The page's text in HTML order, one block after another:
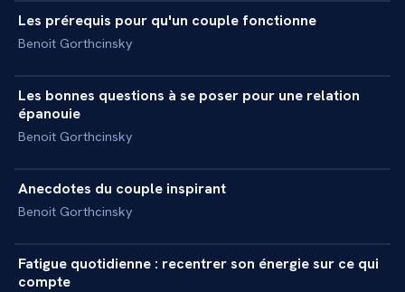
INTERVIEW
Les prérequis pour qu'un couple fonctionne
Benoit Gorthcinsky
INTERVIEW
Les bonnes questions à se poser pour une relation
épanouie
Benoit Gorthcinsky
INTERVIEW
Anecdotes du couple inspirant
Benoit Gorthcinsky
INTERVIEW +
Fatigue quotidienne : recentrer son énergie sur ce qui
compte